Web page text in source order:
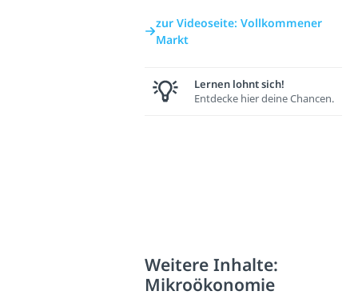
zur Videoseite: Vollkommener
Markt
Lernen lohnt sich!
Entdecke hier deine Chancen.
Weitere Inhalte:
Mikroökonomie